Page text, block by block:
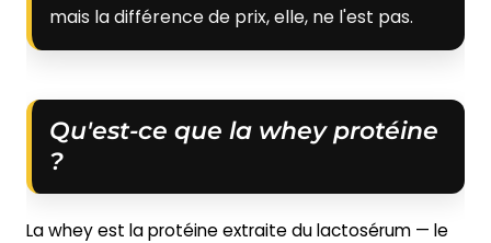
mais la différence de prix, elle, ne l'est pas.
Qu'est-ce que la whey protéine
?
La whey est la protéine extraite du lactosérum — le